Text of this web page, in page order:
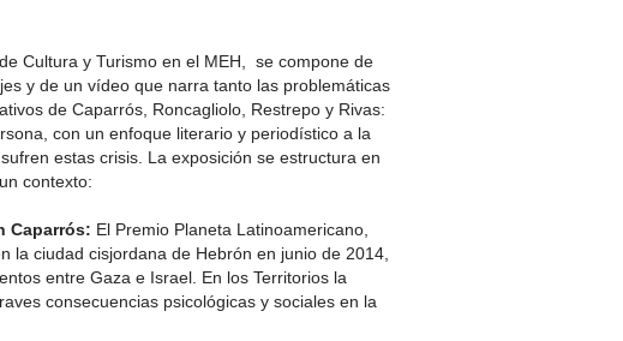
Cultura y Turismo en el MEH, se compone de
y de un vídeo que narra tanto las problemáticas
de Caparrós, Roncagliolo, Restrepo y Rivas:
con un enfoque literario y periodístico a la
estas crisis. La exposición se estructura en
contexto:
Caparrós: El Premio Planeta Latinoamericano,
la ciudad cisjordana de Hebrón en junio de 2014,
entre Gaza e Israel. En los Territorios la
consecuencias psicológicas y sociales en la